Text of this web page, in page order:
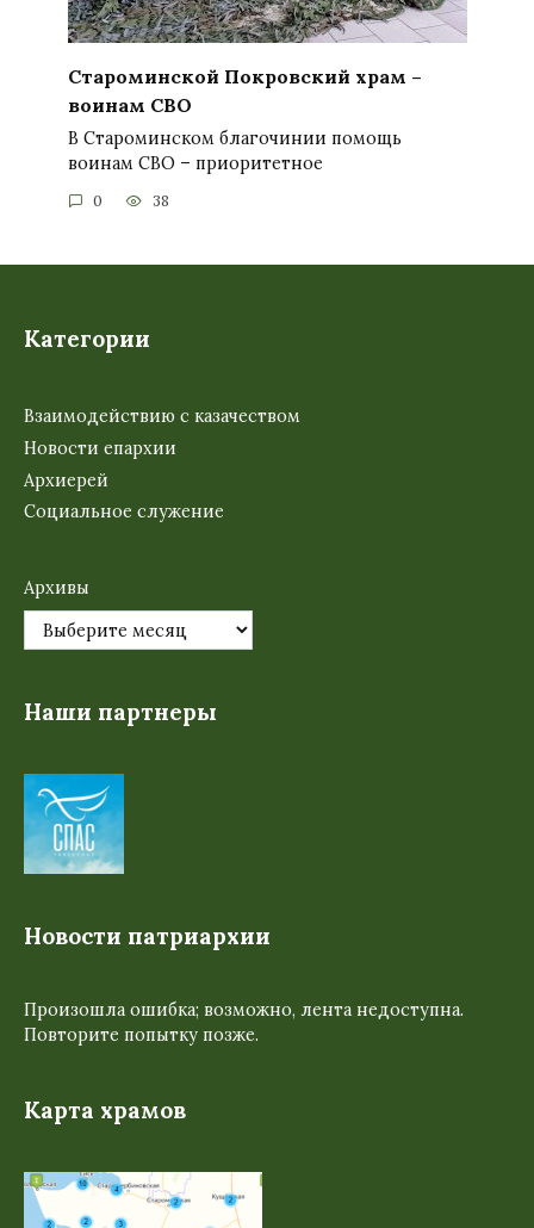
Староминской Покровский храм –
воинам СВО
В Староминском благочинии помощь
воинам СВО – приоритетное
0 38
Категории
Взаимодействию с казачеством
Новости епархии
Архиерей
Социальное служение
Архивы
Наши партнеры
Новости патриархии
Произошла ошибка; возможно, лента недоступна.
Повторите попытку позже.
Карта храмов